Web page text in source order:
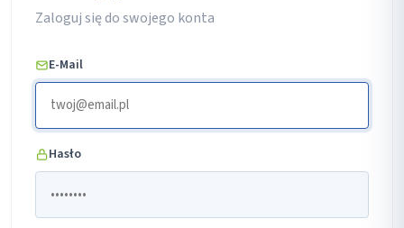
Zaloguj się do swojego konta
E-Mail
Hasło